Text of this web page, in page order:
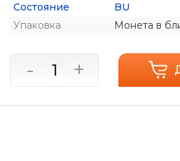
Состояние
BU
Упаковка
Монета в
- +